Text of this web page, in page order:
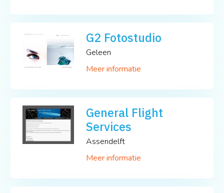
G2 Fotostudio
Geleen
Meer informatie
General Flight
Services
Assendelft
Meer informatie